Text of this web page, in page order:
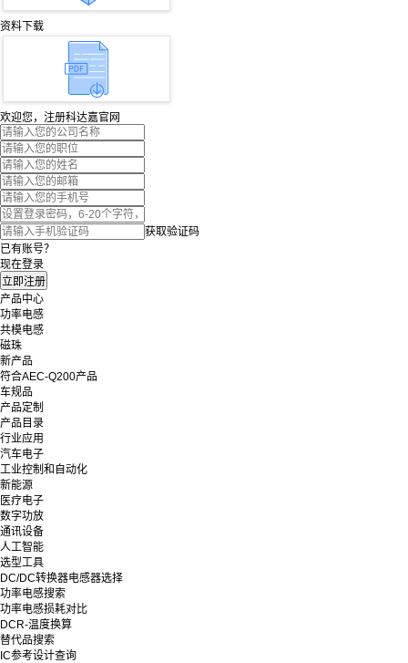
资料下载
欢迎您，注册科达嘉官网
获取验证码
已有账号？
现在登录
产品中心
功率电感
共模电感
磁珠
新产品
符合AEC-Q200产品
车规品
产品定制
产品目录
行业应用
汽车电子
工业控制和自动化
新能源
医疗电子
数字功放
通讯设备
人工智能
选型工具
DC/DC转换器电感器选择
功率电感搜索
功率电感损耗对比
DCR-温度换算
替代品搜索
IC参考设计查询